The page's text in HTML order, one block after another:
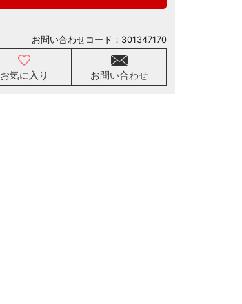
お気に入り お問い合わせ
お問い合わせコード： 301347170